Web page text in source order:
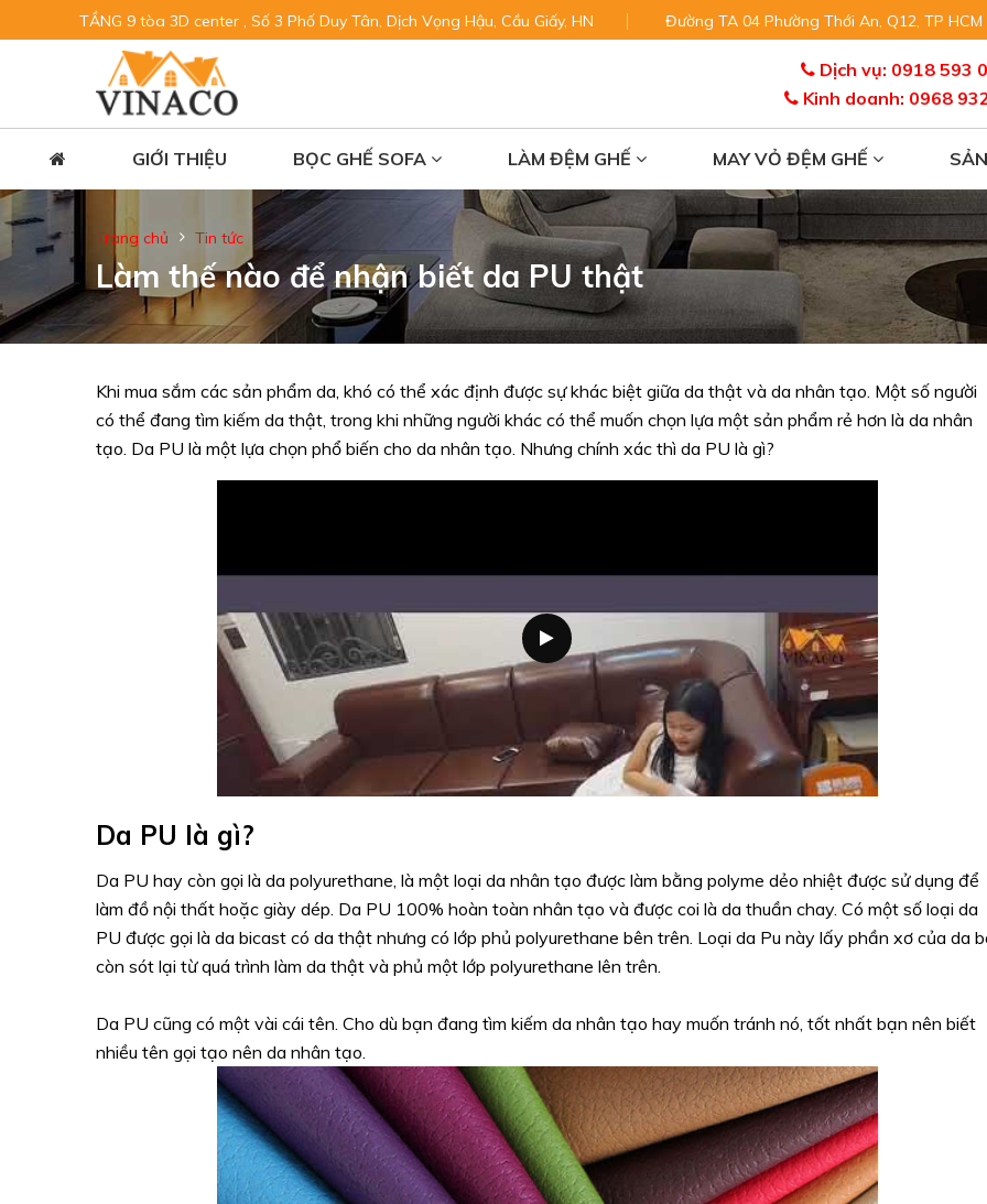
TẦNG 9 tòa 3D center , Số 3 Phố Duy Tân, Dịch Vọng Hậu, Cầu Giấy, HN Đường TA 04 Phường Thới An, Q12, TP HCM
Dịch vụ: 0918 593
Kinh doanh: 0968
GIỚI THIỆU BỌC GHẾ SOFA LÀM ĐỆM GHẾ MAY VỎ ĐỆM GHẾ
Trang chủ Tin tức
Làm thế nào để nhận biết da PU thật
Khi mua sắm các sản phẩm da, khó có thể xác định được sự khác biệt giữa da thật và da nhân tạo. Một số người
có thể đang tìm kiếm da thật, trong khi những người khác có thể muốn chọn lựa một sản phẩm rẻ hơn là da nhân
tạo. Da PU là một lựa chọn phổ biến cho da nhân tạo. Nhưng chính xác thì da PU là gì?
Da PU là gì?
Da PU hay còn gọi là da polyurethane, là một loại da nhân tạo được làm bằng polyme dẻo nhiệt được sử dụng để
làm đồ nội thất hoặc giày dép. Da PU 100% hoàn toàn nhân tạo và được coi là da thuần chay. Có một số loại da
PU được gọi là da bicast có da thật nhưng có lớp phủ polyurethane bên trên. Loại da Pu này lấy phần xơ của da
còn sót lại từ quá trình làm da thật và phủ một lớp polyurethane lên trên.
Da PU cũng có một vài cái tên. Cho dù bạn đang tìm kiếm da nhân tạo hay muốn tránh nó, tốt nhất bạn nên biết
nhiều tên gọi tạo nên da nhân tạo.